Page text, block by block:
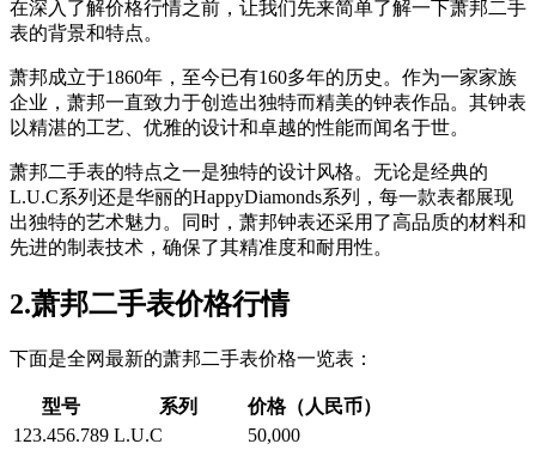
在深入了解价格行情之前，让我们先来简单了解一下萧邦二手
表的背景和特点。
萧邦成立于1860年，至今已有160多年的历史。作为一家家族
企业，萧邦一直致力于创造出独特而精美的钟表作品。其钟表
以精湛的工艺、优雅的设计和卓越的性能而闻名于世。
萧邦二手表的特点之一是独特的设计风格。无论是经典的
L.U.C系列还是华丽的HappyDiamonds系列，每一款表都展现
出独特的艺术魅力。同时，萧邦钟表还采用了高品质的材料和
先进的制表技术，确保了其精准度和耐用性。
2.萧邦二手表价格行情
下面是全网最新的萧邦二手表价格一览表：
型号 系列
价格（人民币）
123.456.789 L.U.C
50,000